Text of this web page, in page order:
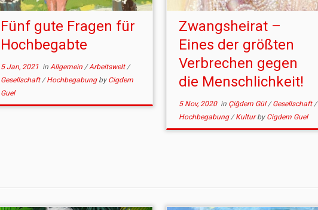
Fünf gute Fragen für
Hochbegabte
5 Jan, 2021 inAllgemein/Arbeitswelt/
Gesellschaft/Hochbegabung by Cigdem
Guel
Zwangsheirat –
Eines der größten
Verbrechen gegen
die Menschlichkeit!
5 Nov, 2020in Çiğdem Gül/Gesellschaft/
Hochbegabung/Kulturby Cigdem Guel